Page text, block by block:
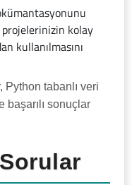
kolay
kullanılmasını
Python tabanlı veri
sonuçlar